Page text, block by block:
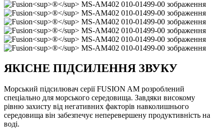
ЯКІСНЕ ПІДСИЛЕННЯ ЗВУКУ
Морський підсилювач серії FUSION AM розроблений
спеціально для морського середовища. Завдяки високому
рівню захисту від негативних факторів навколишнього
середовища він забезпечує неперевершену продуктивність на
воді.